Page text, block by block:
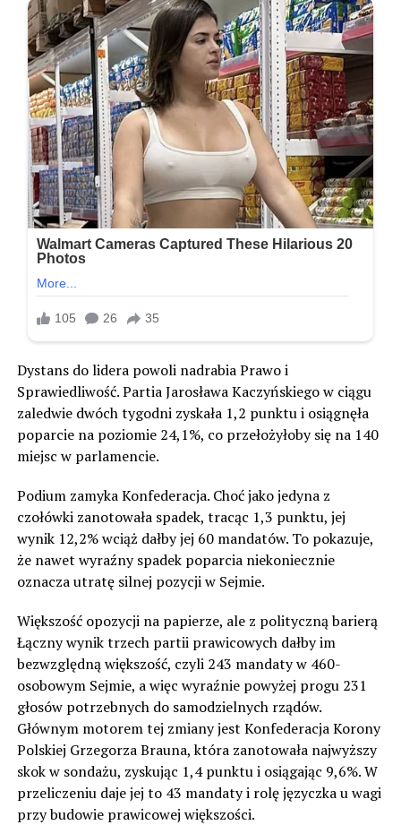
Dystans do lidera powoli nadrabia Prawo i
Sprawiedliwość. Partia Jarosława Kaczyńskiego w ciągu
zaledwie dwóch tygodni zyskała 1,2 punktu i osiągnęła
poparcie na poziomie 24,1%, co przełożyłoby się na 140
miejsc w parlamencie.
Podium zamyka Konfederacja. Choć jako jedyna z
czołówki zanotowała spadek, tracąc 1,3 punktu, jej
wynik 12,2% wciąż dałby jej 60 mandatów. To pokazuje,
że nawet wyraźny spadek poparcia niekoniecznie
oznacza utratę silnej pozycji w Sejmie.
Większość opozycji na papierze, ale z polityczną barierą
Łączny wynik trzech partii prawicowych dałby im
bezwzględną większość, czyli 243 mandaty w 460-
osobowym Sejmie, a więc wyraźnie powyżej progu 231
głosów potrzebnych do samodzielnych rządów.
Głównym motorem tej zmiany jest Konfederacja Korony
Polskiej Grzegorza Brauna, która zanotowała najwyższy
skok w sondażu, zyskując 1,4 punktu i osiągając 9,6%. W
przeliczeniu daje jej to 43 mandaty i rolę języczka u wagi
przy budowie prawicowej większości.